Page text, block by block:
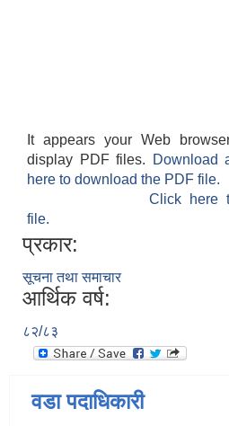
It appears your Web
display PDF files.
Download
here to download the PDF file.
Click here
file.
प्रकार:
सूचना तथा समाचार
आर्थिक वर्ष:
८२/८३
वडा पदाधिकारी